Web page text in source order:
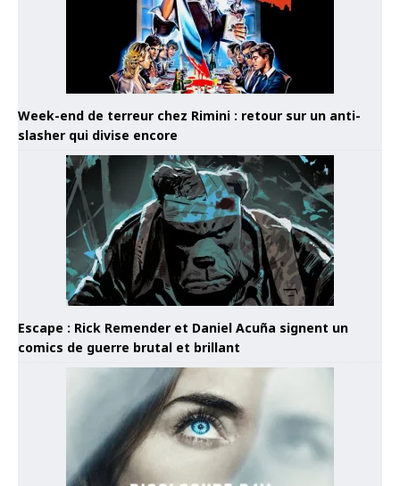
Week-end de terreur chez Rimini : retour sur un anti-
slasher qui divise encore
Escape : Rick Remender et Daniel Acuña signent un
comics de guerre brutal et brillant